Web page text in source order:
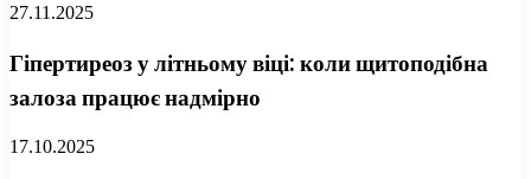
27.11.2025
Гіпертиреоз у літньому віці: коли щитоподібна
залоза працює надмірно
17.10.2025